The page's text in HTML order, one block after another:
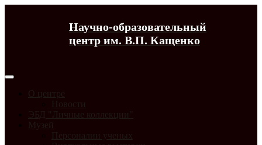
Научно-образовательный
центр им. В.П. Кащенко
О центре
Новости
ЭБД "Личные коллекции"
Музей
Персоналии ученых